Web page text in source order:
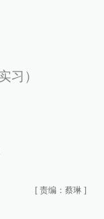
习）
[ 责编：蔡琳 ]